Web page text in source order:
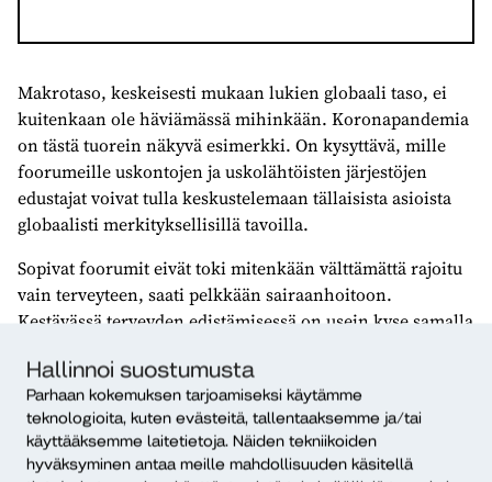
Hallinnoi suostumusta
Parhaan kokemuksen tarjoamiseksi käytämme
teknologioita, kuten evästeitä, tallentaaksemme ja/tai
käyttääksemme laitetietoja. Näiden tekniikoiden
hyväksyminen antaa meille mahdollisuuden käsitellä
Makrotaso, keskeisesti mukaan lukien globaali taso, ei
kuitenkaan ole häviämässä mihinkään. Koronapandemia
on tästä tuorein näkyvä esimerkki. On kysyttävä, mille
foorumeille uskontojen ja uskolähtöisten järjestöjen
edustajat voivat tulla keskustelemaan tällaisista asioista
globaalisti merkityksellisillä tavoilla.
Sopivat foorumit eivät toki mitenkään välttämättä rajoitu
vain terveyteen, saati pelkkään sairaanhoitoon.
Kestävässä terveyden edistämisessä on usein kyse samalla
yhteisöllisyyden, elinkeinoelämän, ekologisuuden ja
ylipäänsä kestävän elämän edistämisestä – sekä
yhteiskunnallisesta oikeudenmukaisuudesta.